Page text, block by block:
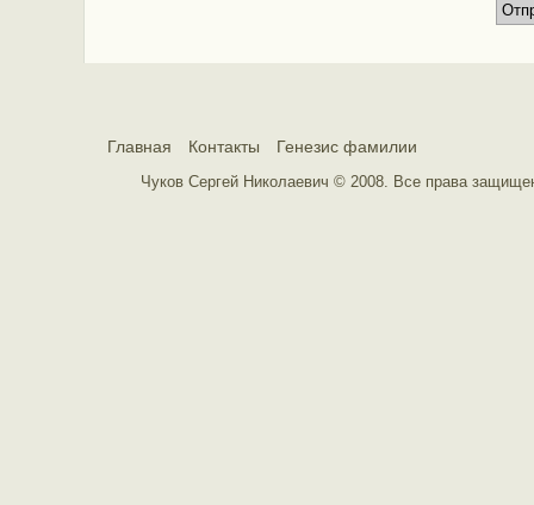
Главная Контакты Генезис фамилии
Чуков Сергей Николаевич © 2008. Все права